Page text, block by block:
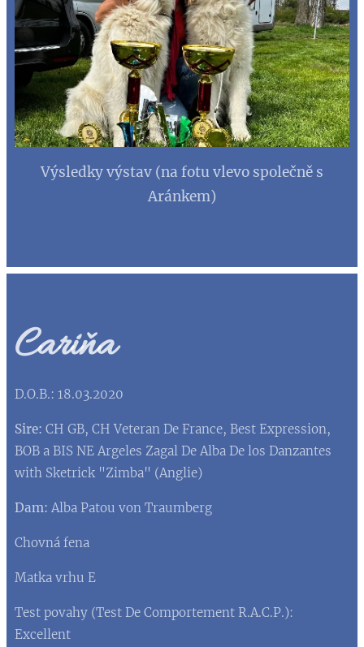
Výsledky výstav (na fotu vlevo společně s
Aránkem)
Cariňa
D.O.B.: 18.03.2020
Sire: CH GB, CH Veteran De France, Best Expression,
BOB a BIS NE Argeles Zagal De Alba De los Danzantes
with Sketrick "Zimba" (Anglie)
Dam: Alba Patou von Traumberg
Chovná fena
Matka vrhu E
Test povahy (Test De Comportement R.A.C.P.):
Excellent